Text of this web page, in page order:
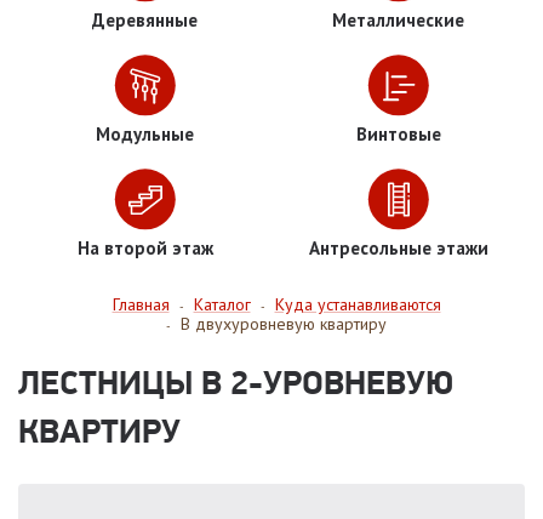
Деревянные Металлические
Модульные Винтовые
На второй этаж Антресольные этажи
Главная - Каталог - Куда устанавливаются
- В двухуровневую квартиру
ЛЕСТНИЦЫ В 2-УРОВНЕВУЮ
КВАРТИРУ